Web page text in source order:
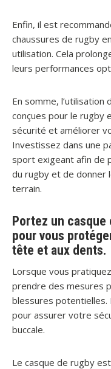
Enfin, il est
chaussures de rugby
utilisation. Cela
leurs performances
En somme,
conçues pour le rugby
sécurité et améliorer
Investissez dans une
sport exigeant afin de
du rugby et de donner
terrain.
Portez un
pour vous
tête et aux dents.
Lorsque vous
prendre des mesures
blessures potentielles.
pour assurer votre
buccale.
Le casque de rugby